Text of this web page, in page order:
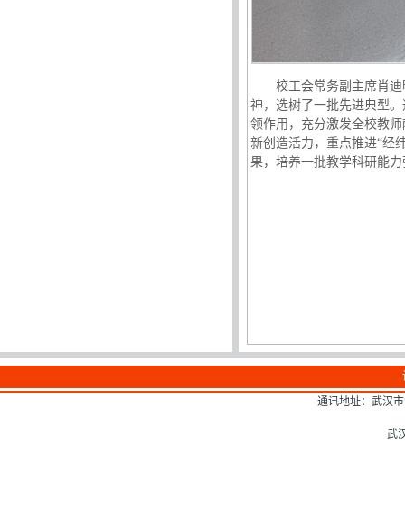
校工会常务副主席肖
神，选树了一批先进典型
领作用，充分激发全校教
新创造活力，重点推进“经
果，培养一批教学科研能
通讯地址：武汉
武